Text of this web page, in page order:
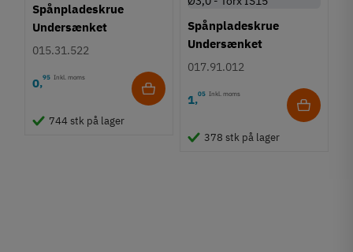
Spånpladeskrue
Undersænket
Fuldgevind Ø3,0 - PZ1
015.31.522
0,95 Inkl. moms
744 stk på lager
Spånpladeskrue
Undersænket
Fuldgevind Ø3,0 - Torx
017.91.012
1,05 Inkl. moms
378 stk på lager